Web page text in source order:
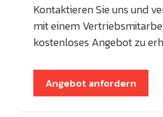
Kontaktieren Sie uns und
mit einem
kostenloses Angebot zu
Angebot anfordern